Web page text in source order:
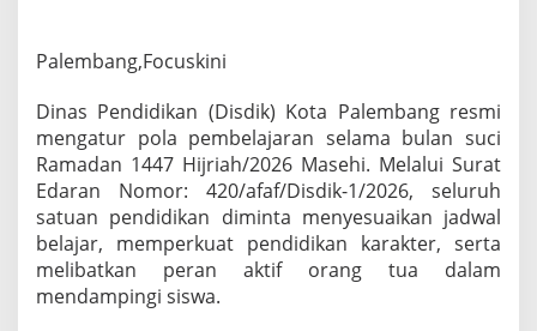
a
m
e
l
a
j
a
S
Palembang,Focuskini
Dinas Pendidikan (Disdik) Kota Palembang resmi
mengatur pola pembelajaran selama bulan suci
Ramadan 1447 Hijriah/2026 Masehi. Melalui Surat
Edaran Nomor: 420/afaf/Disdik-1/2026, seluruh
satuan pendidikan diminta menyesuaikan jadwal
belajar, memperkuat pendidikan karakter, serta
melibatkan peran aktif orang tua dalam
mendampingi siswa.